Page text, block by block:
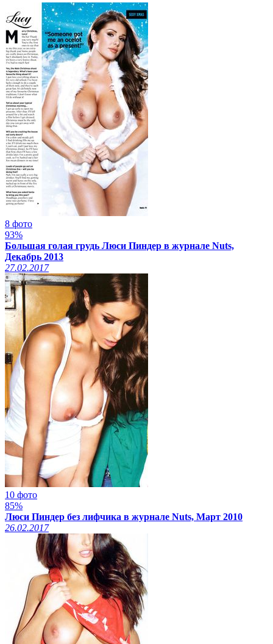
8 фото
93%
Большая голая грудь Люси Пиндер в журнале Nuts,
Декабрь 2013
27.02.2017
10 фото
85%
Люси Пиндер без лифчика в журнале Nuts, Март 2010
26.02.2017